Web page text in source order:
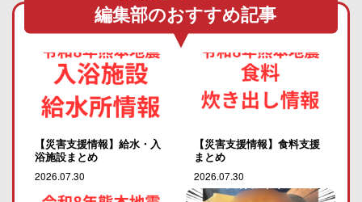
編集部のおすすめ記事
【災害支援情報】給水・入
浴施設まとめ
2026.07.30
【災害支援情報】食料支援
まとめ
2026.07.30